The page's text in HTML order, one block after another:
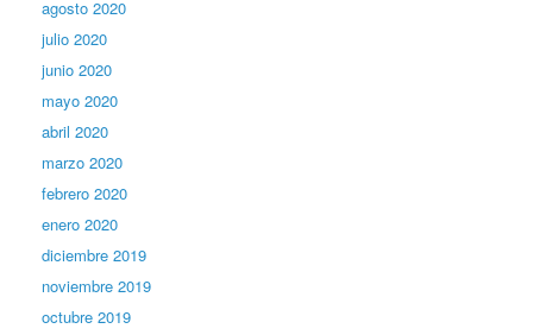
agosto 2020
julio 2020
junio 2020
mayo 2020
abril 2020
marzo 2020
febrero 2020
enero 2020
diciembre 2019
noviembre 2019
octubre 2019